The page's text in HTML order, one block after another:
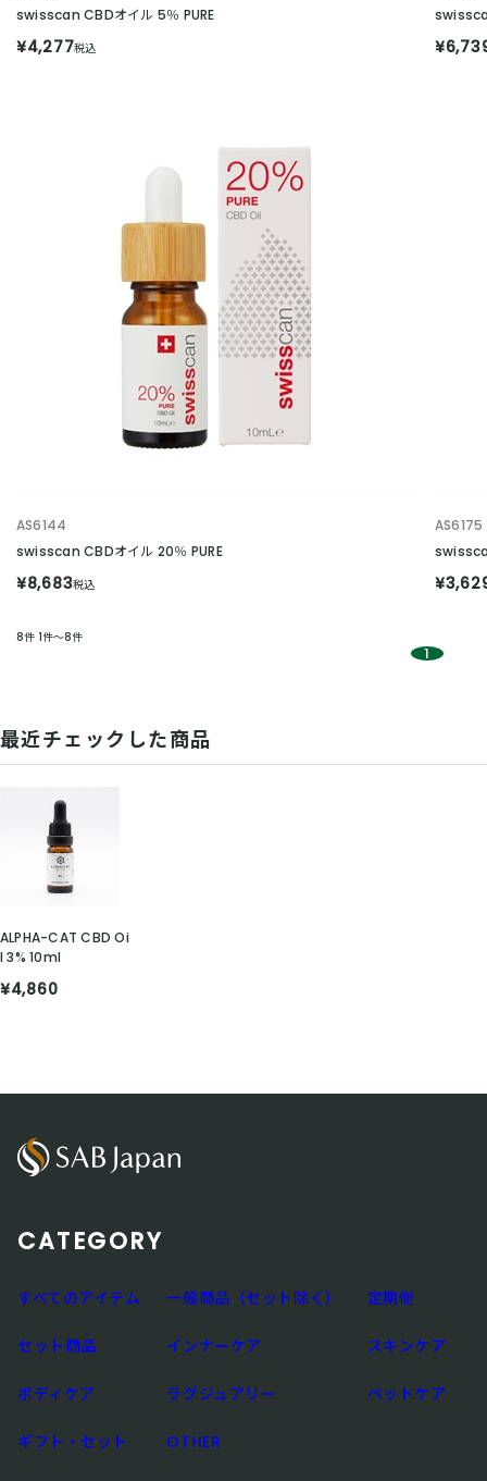
swisscan CBDオイル 5％ PURE
¥4,277税込
AS6144
swisscan CBDオイル 20％ PURE
¥8,683税込
AS6175
8件 1件～8件
1
最近チェックした商品
ALPHA-CAT CBD Oi
l 3% 10ml
¥4,860
CATEGORY
すべてのアイテム 一般商品（セット除く） 定期便
セット商品 インナーケア スキンケア
ボディケア ラグジュアリー ペットケア
ギフト・セット OTHER